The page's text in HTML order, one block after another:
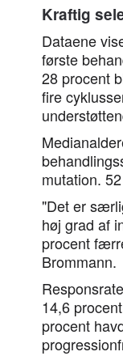
Kraftig
Dataene
første
28 procent
fire
mutation.
"Det er
høj grad af
procent
Brommann.
14,6
procent